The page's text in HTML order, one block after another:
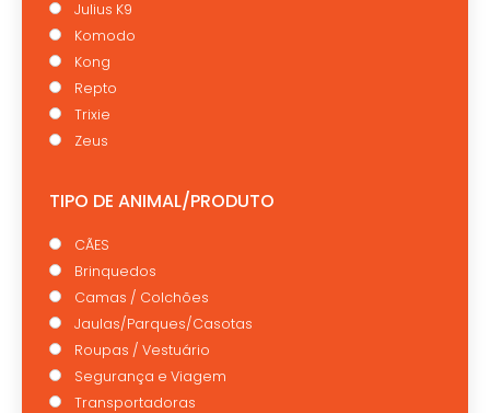
Julius K9
Komodo
Kong
Repto
Trixie
Zeus
TIPO DE ANIMAL/PRODUTO
CÃES
Brinquedos
Camas / Colchões
Jaulas/Parques/Casotas
Roupas / Vestuário
Segurança e Viagem
Transportadoras